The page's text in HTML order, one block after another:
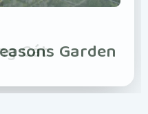
Bay Đà Nẵng
Cát Garden
Hạ Long
Bay Đà Nẵng